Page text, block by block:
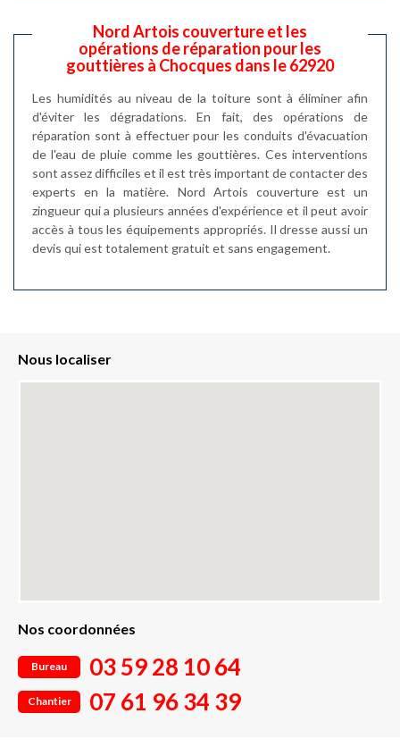
Nord Artois couverture et les
opérations de réparation pour les
gouttières à Chocques dans le 62920
Les humidités au niveau de la toiture sont à éliminer afin
d'éviter les dégradations. En fait, des opérations de
réparation sont à effectuer pour les conduits d'évacuation
de l'eau de pluie comme les gouttières. Ces interventions
sont assez difficiles et il est très important de contacter des
experts en la matière. Nord Artois couverture est un
zingueur qui a plusieurs années d'expérience et il peut avoir
accès à tous les équipements appropriés. Il dresse aussi un
devis qui est totalement gratuit et sans engagement.
Nous localiser
Nos coordonnées
Bureau 03 59 28 10 64
Chantier 07 61 96 34 39